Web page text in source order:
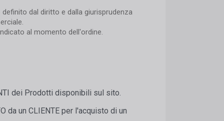
dal diritto e dalla giurisprudenza
al momento dell'ordine.
dei Prodotti disponibili sul sito.
da un CLIENTE per l'acquisto di un